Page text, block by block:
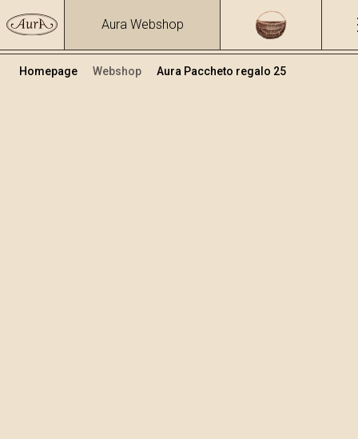
Aura Webshop
Homepage Webshop Aura Paccheto regalo 25